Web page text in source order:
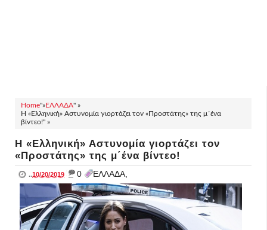
Home"»ΕΛΛΑΔΑ" »
Η «Ελληνική» Αστυνομία γιορτάζει τον «Προστάτης» της μ΄ένα
βίντεο!" »
Η «Ελληνική» Αστυνομία γιορτάζει τον
«Προστάτης» της μ΄ένα βίντεο!
..10/20/2019 _ 0 ΕΛΛΑΔΑ,